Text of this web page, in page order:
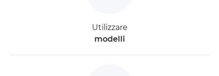
Utilizzare
modelli